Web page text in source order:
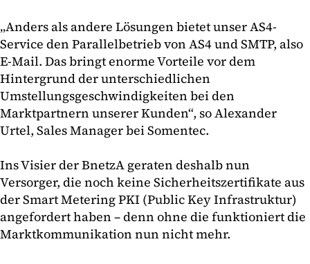
„Anders als andere Lösungen bietet unser AS4-
Service den Parallelbetrieb von AS4 und SMTP, also
E-Mail. Das bringt enorme Vorteile vor dem
Hintergrund der unterschiedlichen
Umstellungsgeschwindigkeiten bei den
Marktpartnern unserer Kunden“, so Alexander
Urtel, Sales Manager bei Somentec.
Ins Visier der BnetzA geraten deshalb nun
Versorger, die noch keine Sicherheitszertifikate aus
der Smart Metering PKI (Public Key Infrastruktur)
angefordert haben – denn ohne die funktioniert die
Marktkommunikation nun nicht mehr.